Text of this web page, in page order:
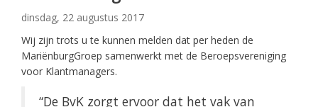
dinsdag, 22 augustus 2017
Wij zijn trots u te kunnen melden dat per heden de
MariënburgGroep samenwerkt met de Beroepsvereniging
voor Klantmanagers.
“De BvK zorgt ervoor dat het vak van